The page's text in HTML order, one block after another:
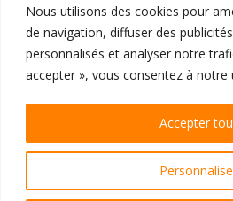
Nous utilisons des cookies pour
de navigation, diffuser des
personnalisés et analyser notre
accepter », vous consentez à notre
Accepter
septembre 2021
août 2021
juillet 2021